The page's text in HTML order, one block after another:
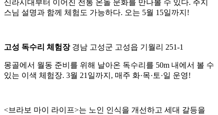
신라시대부터 이어진 전통 온돌 문화를 만나볼 수 있다. 주지
스님 설명과 함께 체험도 가능하다. 오는 5월 15일까지!
고성 독수리 체험장경남 고성군 고성읍 기월리 251-1
몽골에서 월동 준비를 위해 날아온 독수리를 50m 내에서 볼 수
있는 이색 체험장. 3월 21일까지, 매주 화·목·토·일 운영!
<브라보 마이 라이프>는 노인 인식을 개선하고 세대 갈등을